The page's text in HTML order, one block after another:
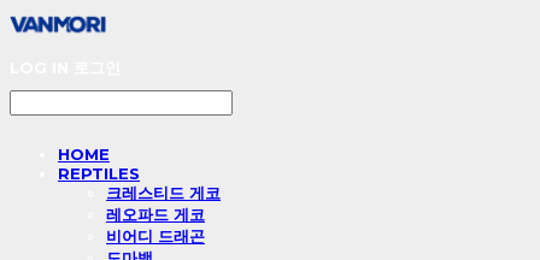
HOME
REPTILES
크레스티드 게코
레오파드 게코
비어디 드래곤